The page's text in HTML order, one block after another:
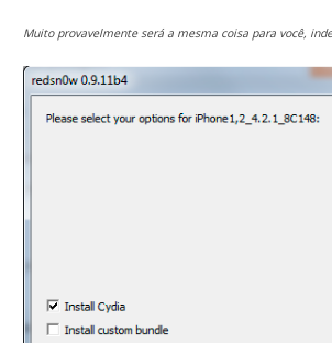
Muito provavelmente será a mesma coisa para você,